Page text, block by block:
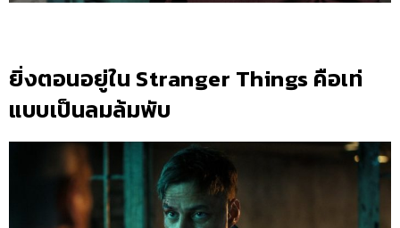
ยิ่งตอนอยู่ใน Stranger Things คือเท่
แบบเป็นลมล้มพับ